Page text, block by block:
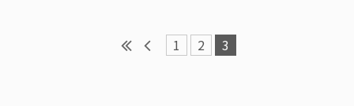
1 2 3